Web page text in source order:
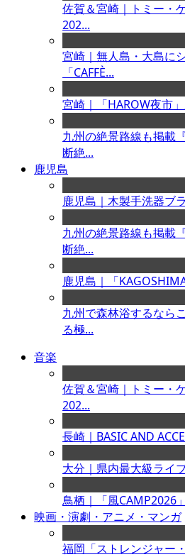
佐賀＆宮崎｜トミー・
202...
宮崎｜無人島・大島に
「CAFFÈ...
宮崎｜「HAROW夜市
九州の絶景路線も掲載
断絶...
鹿児島
鹿児島｜木製手洗器ブ
九州の絶景路線も掲載
断絶...
鹿児島｜「
九州で森林浴するなら
る極...
音楽
佐賀＆宮崎｜トミー・
202...
長崎｜BASIC AND
大分｜県内最大級ライ
鳥栖｜「風
映画・演劇・アニメ・マンガ
福岡「ストレンジャー